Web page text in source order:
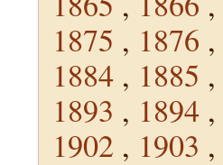
1875 , 1876 ,
1884 , 1885 ,
1893 , 1894 ,
1902 , 1903 ,